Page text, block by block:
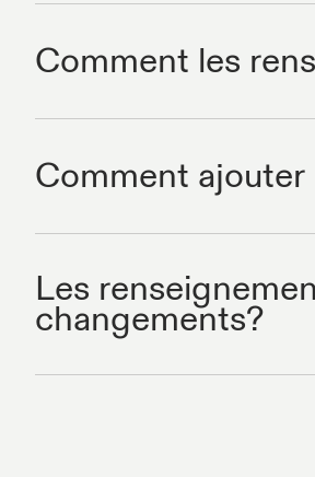
Comment les
Comment
Les
changements?